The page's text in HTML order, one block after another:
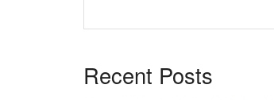
Recent Posts